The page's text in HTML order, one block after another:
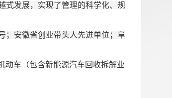
式发展，实现了管理的科学化、规
；安徽省创业带头人先进单位；阜
动车（包含新能源汽车回收拆解业